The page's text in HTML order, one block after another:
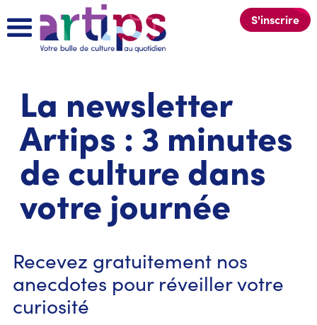
S'inscrire
La newsletter
Artips : 3 minutes
de culture dans
votre journée
Recevez gratuitement nos
anecdotes pour réveiller votre
curiosité